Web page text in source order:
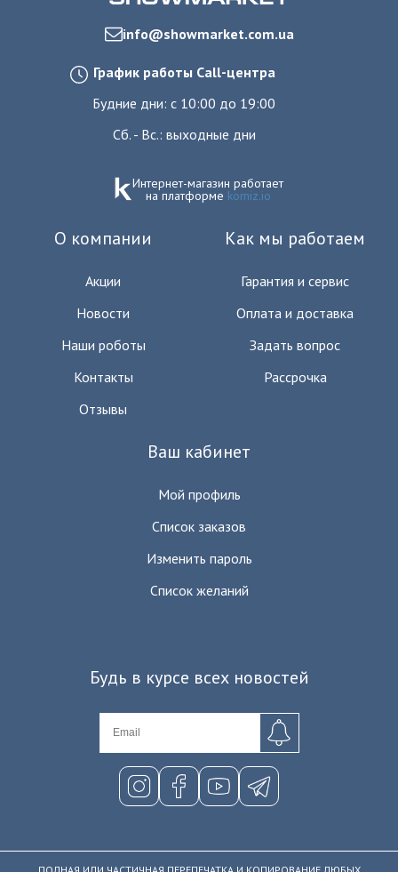
info@showmarket.com.ua
График работы Call-центра
Будние дни: с 10:00 до 19:00
Сб. - Вс.: выходные дни
Интернет-магазин работает
на платформе komiz.io
О компании
Акции
Новости
Наши роботы
Контакты
Отзывы
Как мы работаем
Гарантия и сервис
Оплата и доставка
Задать вопрос
Рассрочка
Ваш кабинет
Мой профиль
Список заказов
Изменить пароль
Список желаний
Будь в курсе всех новостей